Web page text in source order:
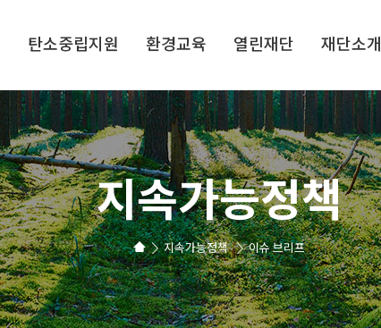
탄소중립지원 환경교육 열린재단 재단소개
지속가능정책
지속가능정책 이슈 브리프